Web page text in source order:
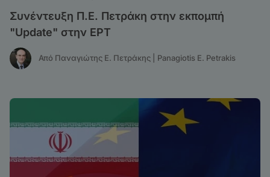
Συνέντευξη Π.Ε. Πετράκη στην εκπομπή
"Update" στην ΕΡΤ
Από Παναγιώτης Ε. Πετράκης | Panagiotis E. Petrakis